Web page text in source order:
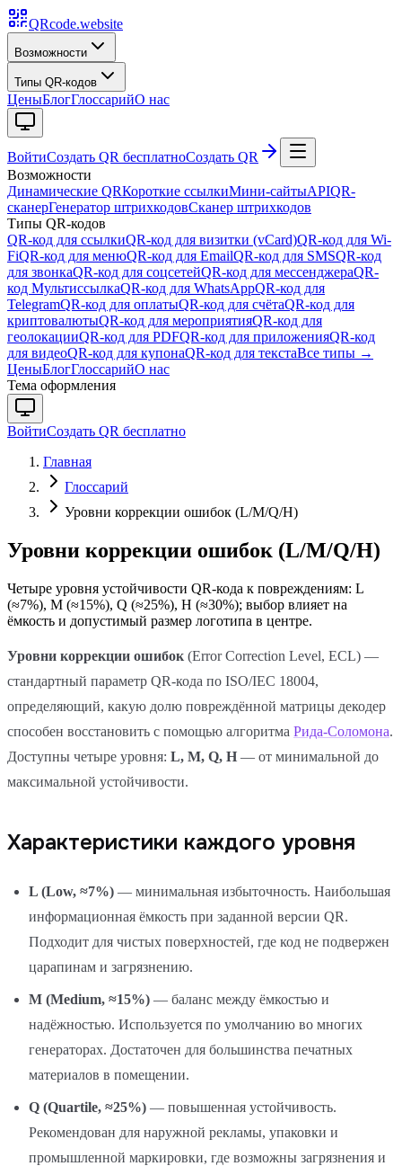
QRcode.website
Возможности
Типы QR-кодов
ЦеныБлогГлоссарийО нас
ВойтиСоздать QR бесплатноСоздать QR
Возможности
Динамические QRКороткие ссылкиМини-сайтыAPIQR-
сканерГенератор штрихкодовСканер штрихкодов
Типы QR-кодов
QR-код для ссылкиQR-код для визитки (vCard)QR-код для Wi-
FiQR-код для менюQR-код для EmailQR-код для SMSQR-код
для звонкаQR-код для соцсетейQR-код для мессенджераQR-
код МультиссылкаQR-код для WhatsAppQR-код для
TelegramQR-код для оплатыQR-код для счётаQR-код для
криптовалютыQR-код для мероприятияQR-код для
геолокацииQR-код для PDFQR-код для приложенияQR-код
для видеоQR-код для купонаQR-код для текстаВсе типы →
ЦеныБлогГлоссарийО нас
Тема оформления
ВойтиСоздать QR бесплатно
Главная
Глоссарий
Уровни коррекции ошибок (L/M/Q/H)
Уровни коррекции ошибок (L/M/Q/H)
Четыре уровня устойчивости QR-кода к повреждениям: L
(≈7%), M (≈15%), Q (≈25%), H (≈30%); выбор влияет на
ёмкость и допустимый размер логотипа в центре.
Уровни коррекции ошибок (Error Correction Level, ECL) —
стандартный параметр QR-кода по ISO/IEC 18004,
определяющий, какую долю повреждённой матрицы декодер
способен восстановить с помощью алгоритма Рида-Соломона.
Доступны четыре уровня: L, M, Q, H — от минимальной до
максимальной устойчивости.
Характеристики каждого уровня
L (Low, ≈7%) — минимальная избыточность. Наибольшая
информационная ёмкость при заданной версии QR.
Подходит для чистых поверхностей, где код не подвержен
царапинам и загрязнению.
M (Medium, ≈15%) — баланс между ёмкостью и
надёжностью. Используется по умолчанию во многих
генераторах. Достаточен для большинства печатных
материалов в помещении.
Q (Quartile, ≈25%) — повышенная устойчивость.
Рекомендован для наружной рекламы, упаковки и
промышленной маркировки, где возможны загрязнения и